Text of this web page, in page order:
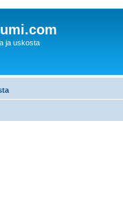
ja uskosta